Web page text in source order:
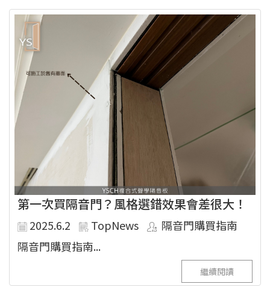
第一次買隔音門？風格選錯效果會差很大！
2025.6.2 TopNews
隔音門購買指南
隔音門購買指南...
繼續閱讀